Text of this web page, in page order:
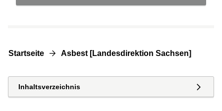
Startseite Asbest [Landesdirektion Sachsen]
Inhaltsverzeichnis